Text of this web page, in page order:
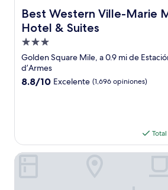
Best Western Ville-Marie
Hotel & Suites
Best Western Ville-Marie
Propiedad
de
3.0
estrellas
Golden Square Mile, a 0.9 mi de
d’Armes
8.8
8.8/10 Excelente (1,696 opiniones)
HOTEL 10